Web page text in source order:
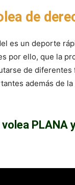
de
es un deporte
por ello, que la
de diferentes
además de
PLANA